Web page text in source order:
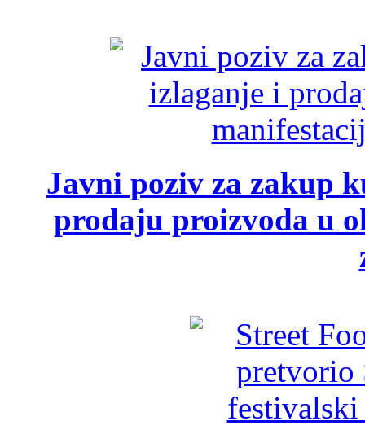
Javni poziv za zakup
prodaju proizvoda u